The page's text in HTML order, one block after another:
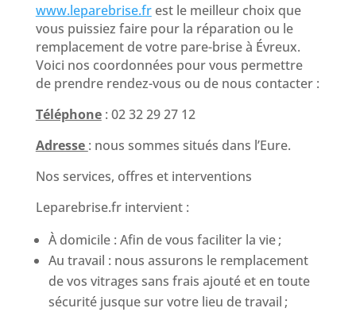
www.leparebrise.frest le meilleur choix que
vous puissiez faire pour la réparation ou le
remplacement de votre pare-brise à Évreux.
Voici nos coordonnées pour vous permettre
de prendre rendez-vous ou de nous contacter :
Téléphone: 02 32 29 27 12
Adresse : nous sommes situés dans l’Eure.
Nos services, offres et interventions
Leparebrise.fr intervient :
À domicile : Afin de vous faciliter la vie ;
Au travail : nous assurons le remplacement
de vos vitrages sans frais ajouté et en toute
sécurité jusque sur votre lieu de travail ;